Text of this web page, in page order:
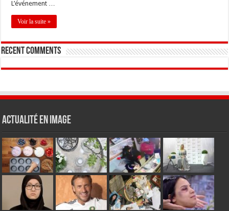
L’événement …
Voir la suite »
Recent Comments
Actualité en Image